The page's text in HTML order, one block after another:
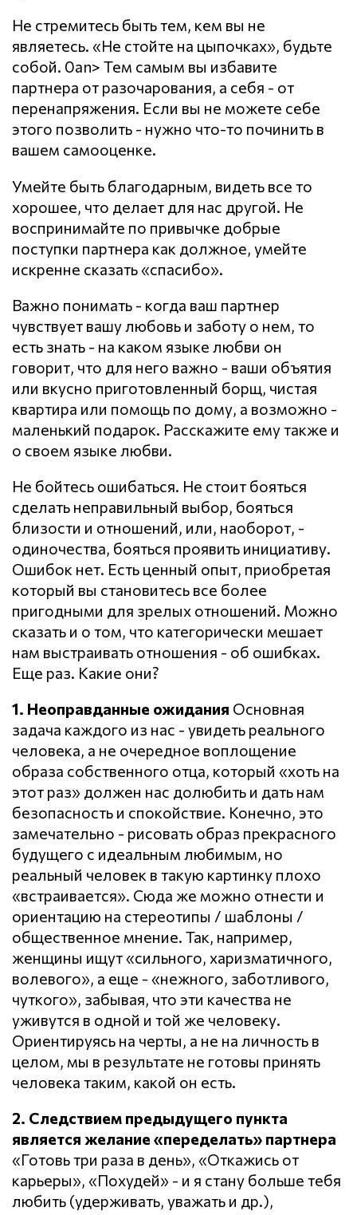
Не стремитесь быть тем, кем вы не
являетесь. «Не стойте на цыпочках», будьте
собой. 0an> Тем самым вы избавите
партнера от разочарования, а себя - от
перенапряжения. Если вы не можете себе
этого позволить - нужно что-то починить в
вашем самооценке.
Умейте быть благодарным, видеть все то
хорошее, что делает для нас другой. Не
воспринимайте по привычке добрые
поступки партнера как должное, умейте
искренне сказать «спасибо».
Важно понимать - когда ваш партнер
чувствует вашу любовь и заботу о нем, то
есть знать - на каком языке любви он
говорит, что для него важно - ваши объятия
или вкусно приготовленный борщ, чистая
квартира или помощь по дому, а возможно -
маленький подарок. Расскажите ему также и
о своем языке любви.
Не бойтесь ошибаться. Не стоит бояться
сделать неправильный выбор, бояться
близости и отношений, или, наоборот, -
одиночества, бояться проявить инициативу.
Ошибок нет. Есть ценный опыт, приобретая
который вы становитесь все более
пригодными для зрелых отношений. Можно
сказать и о том, что категорически мешает
нам выстраивать отношения - об ошибках.
Еще раз. Какие они?
1. Неоправданные ожидания Основная
задача каждого из нас - увидеть реального
человека, а не очередное воплощение
образа собственного отца, который «хоть на
этот раз» должен нас долюбить и дать нам
безопасность и спокойствие. Конечно, это
замечательно - рисовать образ прекрасного
будущего с идеальным любимым, но
реальный человек в такую картинку плохо
«встраивается». Сюда же можно отнести и
ориентацию на стереотипы / шаблоны /
общественное мнение. Так, например,
женщины ищут «сильного, харизматичного,
волевого», а еще - «нежного, заботливого,
чуткого», забывая, что эти качества не
уживутся в одной и той же человеку.
Ориентируясь на черты, а не на личность в
целом, мы в результате не готовы принять
человека таким, какой он есть.
2. Следствием предыдущего пункта
является желание «переделать» партнера
«Готовь три раза в день», «Откажись от
карьеры», «Похудей» - и я стану больше тебя
любить (удерживать, уважать и др.),